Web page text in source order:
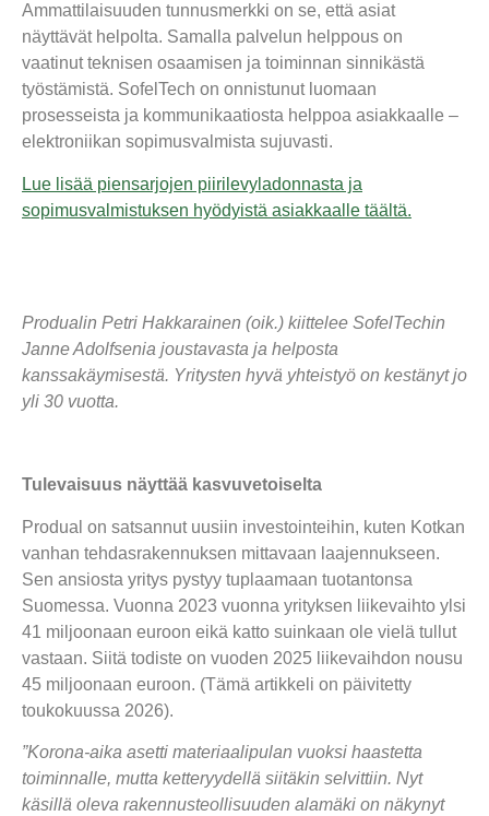
Ammattilaisuuden tunnusmerkki on se, että asiat
näyttävät helpolta. Samalla palvelun helppous on
vaatinutteknisen osaamisen ja toiminnan sinnikästä
työstämistä. SofelTech on onnistunut luomaan
prosesseista ja kommunikaatiosta helppoa asiakkaalle –
elektroniikan sopimusvalmista sujuvasti.
Lue lisää piensarjojen piirilevyladonnasta ja
sopimusvalmistuksen hyödyistä asiakkaalle täältä.
Produalin Petri Hakkarainen (oik.) kiittelee SofelTechin
Janne Adolfsenia joustavasta ja helposta
kanssakäymisestä. Yritysten hyvä yhteistyö on kestänyt jo
yli 30 vuotta.
Tulevaisuus näyttää kasvuvetoiselta
Produal on satsannut uusiin investointeihin, kuten Kotkan
vanhan tehdasrakennuksen mittavaan laajennukseen.
Sen ansiosta yritys pystyy tuplaamaan tuotantonsa
Suomessa. Vuonna 2023 vuonna yrityksen liikevaihto ylsi
41 miljoonaan euroon eikä katto suinkaan ole vielä tullut
vastaan. Siitä todiste on vuoden 2025 liikevaihdon nousu
45 miljoonaan euroon. (Tämä artikkeli on päivitetty
toukokuussa 2026).
”Korona-aika asetti materiaalipulan vuoksi haastetta
toiminnalle, mutta ketteryydellä siitäkin selvittiin. Nyt
käsillä oleva rakennusteollisuuden alamäki on näkynyt